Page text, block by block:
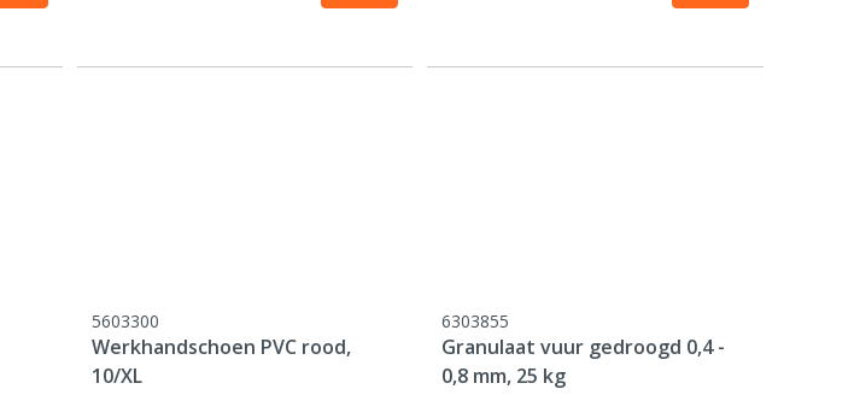
5603300
Werkhandschoen PVC rood,
10/XL
6303855
Granulaat vuur gedroogd 0,4 -
0,8 mm, 25 kg